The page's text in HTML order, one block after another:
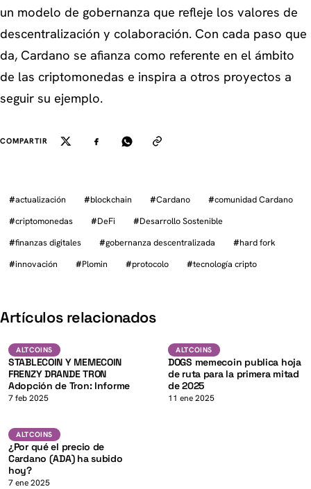
un modelo de gobernanza que refleje los valores de
descentralización y colaboración. Con cada paso que
da, Cardano se afianza como referente en el ámbito
de las criptomonedas e inspira a otros proyectos a
seguir su ejemplo.
COMPARTIR
#actualización #blockchain #Cardano #comunidad Cardano
#criptomonedas #DeFi #Desarrollo Sostenible
#finanzas digitales #gobernanza descentralizada #hard fork
#innovación #Plomin #protocolo #tecnología cripto
Artículos relacionados
ALTCOINS K
ALTCOINS
STABLECOIN Y MEMECOIN
FRENZY DRANDE TRON
Adopción de Tron: Informe
7 feb 2025
Altcoins
ALTCOINS
DOGS memecoin publica hoja
de ruta para la primera mitad
de 2025
11 ene 2025
ALTCOINS ADA K
ALTCOINS
¿Por qué el precio de
Cardano (ADA) ha subido
hoy?
7 ene 2025